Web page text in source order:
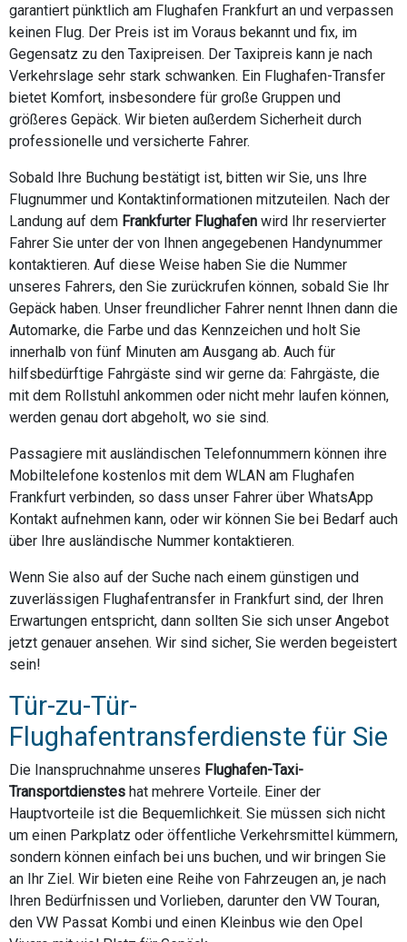
garantiert pünktlich am Flughafen Frankfurt an und verpassen
keinen Flug. Der Preis ist im Voraus bekannt und fix, im
Gegensatz zu den Taxipreisen. Der Taxipreis kann je nach
Verkehrslage sehr stark schwanken. Ein Flughafen-Transfer
bietet Komfort, insbesondere für große Gruppen und
größeres Gepäck. Wir bieten außerdem Sicherheit durch
professionelle und versicherte Fahrer.
Sobald Ihre Buchung bestätigt ist, bitten wir Sie, uns Ihre
Flugnummer und Kontaktinformationen mitzuteilen. Nach der
Landung auf dem Frankfurter Flughafen wird Ihr reservierter
Fahrer Sie unter der von Ihnen angegebenen Handynummer
kontaktieren. Auf diese Weise haben Sie die Nummer
unseres Fahrers, den Sie zurückrufen können, sobald Sie Ihr
Gepäck haben. Unser freundlicher Fahrer nennt Ihnen dann die
Automarke, die Farbe und das Kennzeichen und holt Sie
innerhalb von fünf Minuten am Ausgang ab. Auch für
hilfsbedürftige Fahrgäste sind wir gerne da: Fahrgäste, die
mit dem Rollstuhl ankommen oder nicht mehr laufen können,
werden genau dort abgeholt, wo sie sind.
Passagiere mit ausländischen Telefonnummern können ihre
Mobiltelefone kostenlos mit dem WLAN am Flughafen
Frankfurt verbinden, so dass unser Fahrer über WhatsApp
Kontakt aufnehmen kann, oder wir können Sie bei Bedarf auch
über Ihre ausländische Nummer kontaktieren.
Wenn Sie also auf der Suche nach einem günstigen und
zuverlässigen Flughafentransfer in Frankfurt sind, der Ihren
Erwartungen entspricht, dann sollten Sie sich unser Angebot
jetzt genauer ansehen. Wir sind sicher, Sie werden begeistert
sein!
Tür-zu-Tür-
Flughafentransferdienste für Sie
Die Inanspruchnahme unseres Flughafen-Taxi-
Transportdienstes hat mehrere Vorteile. Einer der
Hauptvorteile ist die Bequemlichkeit. Sie müssen sich nicht
um einen Parkplatz oder öffentliche Verkehrsmittel kümmern,
sondern können einfach bei uns buchen, und wir bringen Sie
an Ihr Ziel. Wir bieten eine Reihe von Fahrzeugen an, je nach
Ihren Bedürfnissen und Vorlieben, darunter den VW Touran,
den VW Passat Kombi und einen Kleinbus wie den Opel